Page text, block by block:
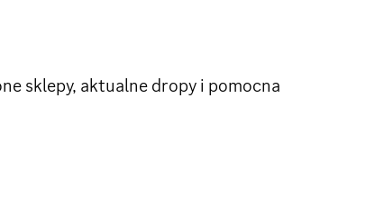
sklepy, aktualne dropy i pomocna